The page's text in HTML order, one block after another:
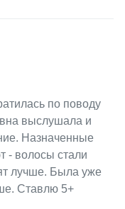
по поводу
выслушала и
Назначенные
- волосы стали
лучше. Была уже
Ставлю 5+